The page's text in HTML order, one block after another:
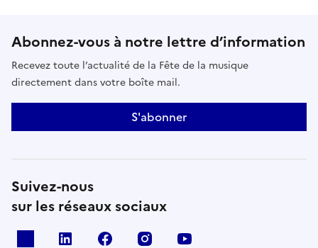
Abonnez-vous à notre lettre d’information
Recevez toute l’actualité de la Fête de la musique
directement dans votre boîte mail.
S'abonner
Suivez-nous
sur les réseaux sociaux
Linkedin Facebook Instagram